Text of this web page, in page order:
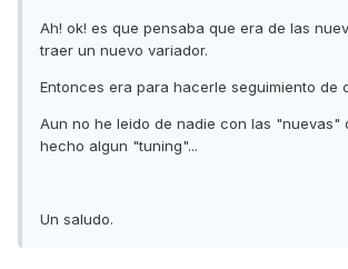
Ah! ok! es que pensaba que era de las
traer un nuevo variador.
Entonces era para hacerle seguimiento de
Aun no he leido de nadie con las "nuevas"
hecho algun "tuning"...
Un saludo.